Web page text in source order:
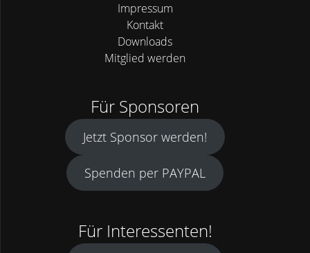
Impressum
Kontakt
Downloads
Mitglied werden
Für Sponsoren
Jetzt Sponsor werden!
Spenden per PAYPAL
Für Interessenten!